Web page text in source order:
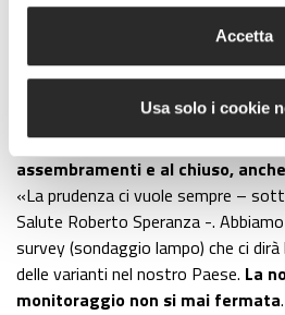
Accetta
Usa solo i cookie
In un contesto in rapida evoluzione
rispetto alle altre ha una maggiore
mantenere alcune precauzioni.
continuare ad indossare la
assembramenti e al chiuso,
«La prudenza ci vuole sempre –
Salute Roberto Speranza -.
survey (sondaggio lampo) che ci
delle varianti nel nostro Paese. La
monitoraggio non si mai fermata